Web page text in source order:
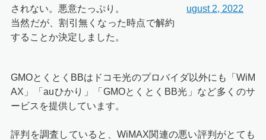
されない。悪意たっぷり。
当然だが、割引無くなった時点で解約
することか決定しました。
ugust 2, 2022
GMOとくとくBBはドコモ光のプロバイダ以外にも「WiM
AX」「auひかり」「GMOとくとくBB光」など多くのサ
ービスを提供しています。
評判を調査していると、WiMAX関連の悪い評判がとても